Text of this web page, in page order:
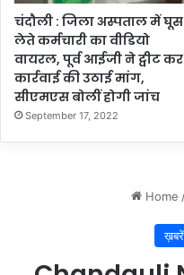
चंदौली : जिला अस्पताल में घूस
लेते कर्मचारी का वीडियो
वायरल, पूर्व आईजी ने ट्वीट कर
कार्रवाई की उठाई मांग,
सीएमएस बोलीं होगी जांच
September 17, 2022